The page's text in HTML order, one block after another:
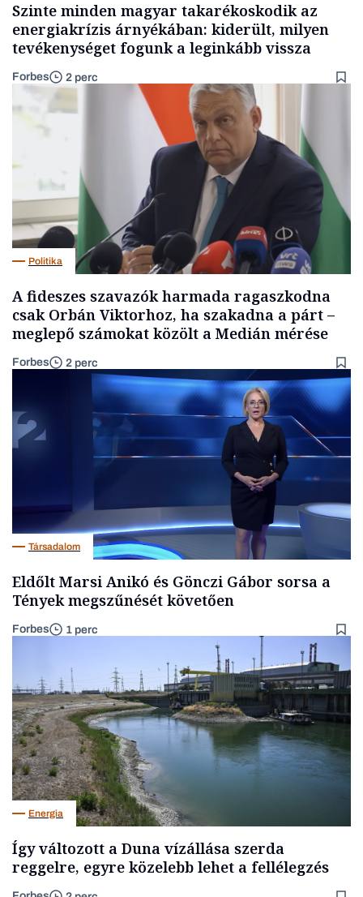
Szinte minden magyar takarékoskodik az
energiakrízis árnyékában: kiderült, milyen
tevékenységet fogunk a leginkább vissza
Forbes 2 perc
Politika
A fideszes szavazók harmada ragaszkodna
csak Orbán Viktorhoz, ha szakadna a párt –
meglepő számokat közölt a Medián mérése
Forbes 2 perc
Társadalom
Eldőlt Marsi Anikó és Gönczi Gábor sorsa a
Tények megszűnését követően
Forbes 1 perc
Energia
Így változott a Duna vízállása szerda
reggelre, egyre közelebb lehet a fellélegzés